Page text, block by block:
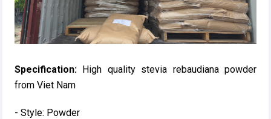
Specification: High quality stevia rebaudiana powder
from Viet Nam
- Style: Powder